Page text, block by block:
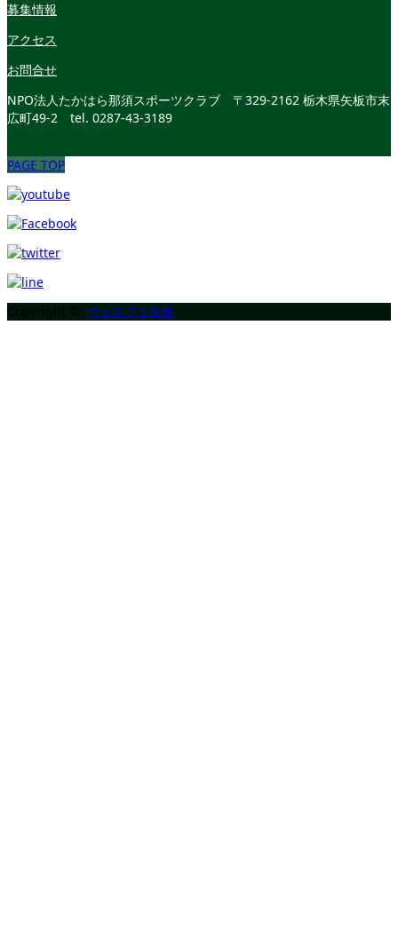
募集情報
アクセス
お問合せ
NPO法人たかはら那須スポーツクラブ
〒329-2162 栃木県矢板市末
広町49-2
tel. 0287-43-3189
PAGE TOP
ヴェルフェ矢板